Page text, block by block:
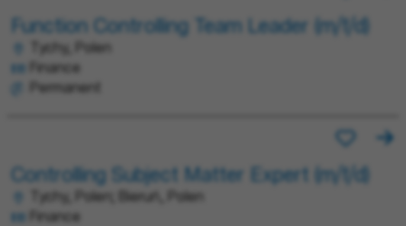
Function Controlling Team Leader (m/f/d)
Tychy, Polen
Finance
Permanent
Controlling Subject Matter Expert (m/f/d)
Tychy, Polen; Bieruń, Polen
Finance